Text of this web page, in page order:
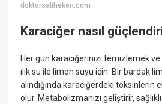
doktorsaliheken.com
Karaciğer nasıl
Her gün karaciğerinizi temizlemek
ılık su ile limon suyu için. Bir bardak
alındığında karaciğerdeki toksinlerin
olur. Metabolizmanızı geliştirir,